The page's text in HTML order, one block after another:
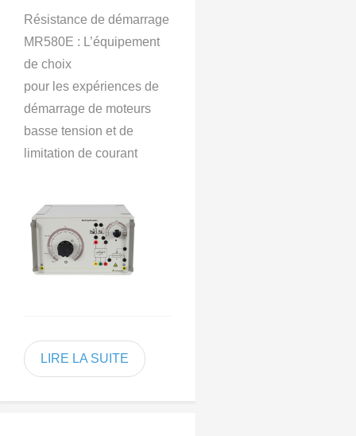
Résistance de démarrage
MR580E : L’équipement
de choix
pour les expériences de
démarrage de moteurs
basse tension et de
limitation de courant
LIRE LA SUITE